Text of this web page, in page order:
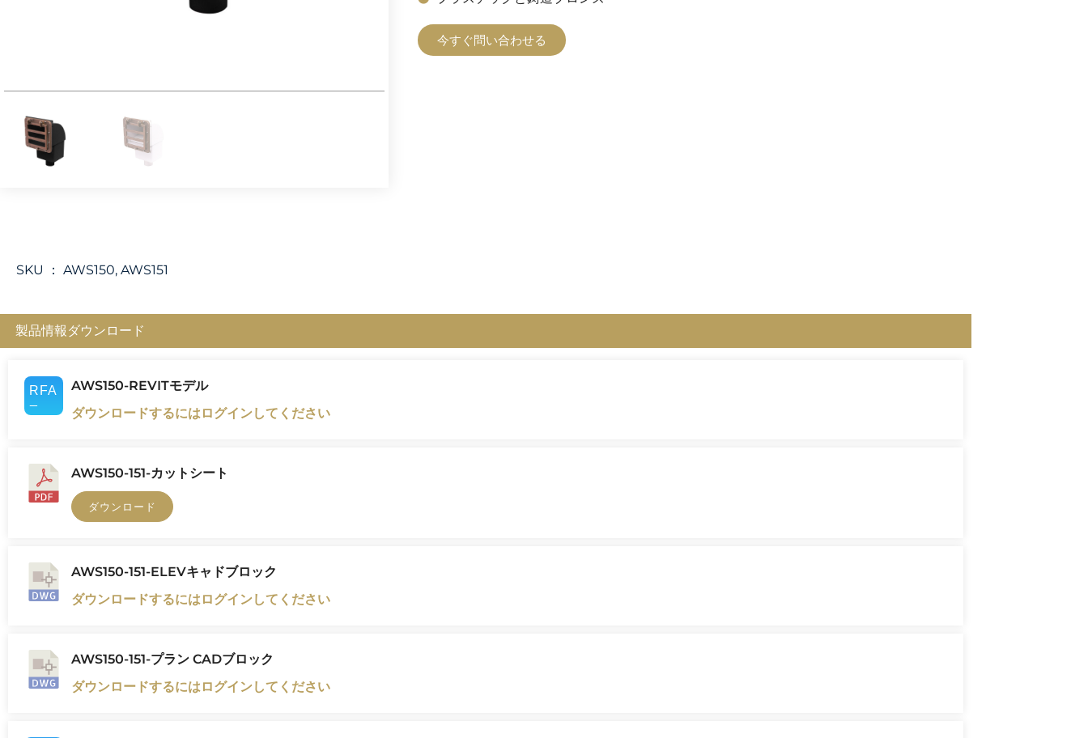
今すぐ問い合わせる
SKU ： AWS150, AWS151
製品情報ダウンロード
AWS150-REVITモデル
ダウンロードするにはログインしてください
AWS150-151-カットシート
ダウンロード
AWS150-151-ELEVキャドブロック
ダウンロードするにはログインしてください
AWS150-151-プラン CADブロック
ダウンロードするにはログインしてください